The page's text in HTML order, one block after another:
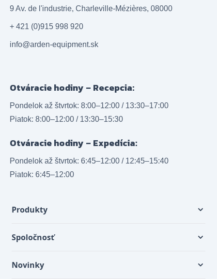
9 Av. de l'industrie, Charleville-Mézières, 08000
+ 421 (0)915 998 920
info@arden-equipment.sk
Otváracie hodiny – Recepcia:
Pondelok až štvrtok: 8:00–12:00 / 13:30–17:00
Piatok: 8:00–12:00 / 13:30–15:30
Otváracie hodiny – Expedícia:
Pondelok až štvrtok: 6:45–12:00 / 12:45–15:40
Piatok: 6:45–12:00
Produkty
Spoločnosť
Novinky